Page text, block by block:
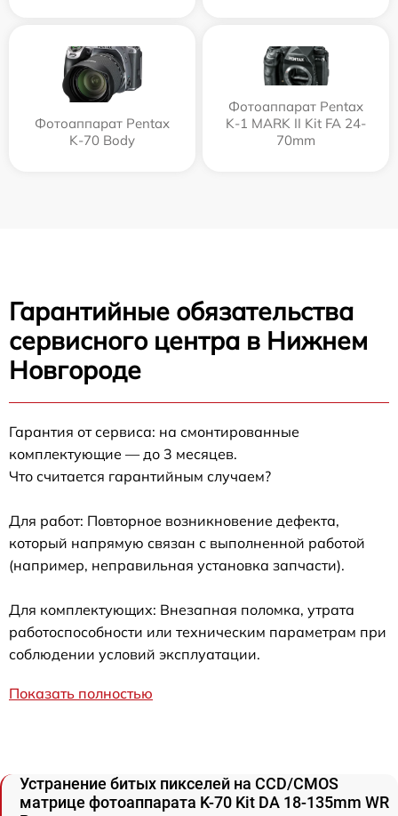
Фотоаппарат Pentax
K-70 Body
Фотоаппарат Pentax
K-1 MARK II Kit FA 24-
70mm
Гарантийные обязательства
сервисного центра в Нижнем
Новгороде
Гарантия от сервиса: на смонтированные
комплектующие — до 3 месяцев.
Что считается гарантийным случаем?
Для работ: Повторное возникновение дефекта,
который напрямую связан с выполненной работой
(например, неправильная установка запчасти).
Для комплектующих: Внезапная поломка, утрата
работоспособности или техническим параметрам при
соблюдении условий эксплуатации.
Показать полностью
Устранение битых пикселей на CCD/CMOS
матрице фотоаппарата K-70 Kit DA 18-135mm WR